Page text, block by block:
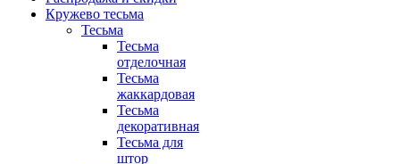
Кружево тесьма
Тесьма
Тесьма
отделочная
Тесьма
жаккардовая
Тесьма
декоративная
Тесьма для
штор